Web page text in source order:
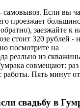
Если вы
проезжает
заезжайте к
стоит 320 рублей -
посмотрите на
реально из
совмещают: раз
работы. Пять минут от
свадьбу в